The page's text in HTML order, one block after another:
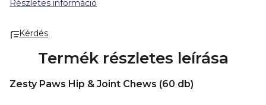
Mindig biztosítson friss ivóvizet.
Tömeg:200 g Tárolás:Hűvös, száraz helyen tárolandó.
Health Academy s. r. o.
Zbraslavská 22/49
Részletes információ
Kérdés
Termék részletes leírása
Zesty Paws Hip & Joint Chews (60 db)